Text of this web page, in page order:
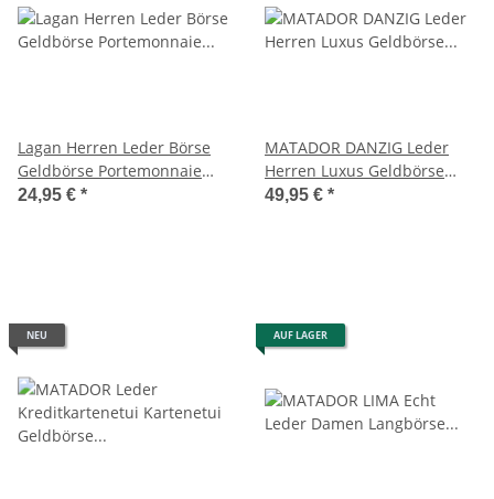
Lagan Herren Leder Börse
Geldbörse Portemonnaie
Geldbeutel Brieftasche
24,95 € *
MATADOR DANZIG Leder
Herren Luxus Geldbörse
Brieftasche RFID TüV
49,95 € *
NEU AUF LAGER